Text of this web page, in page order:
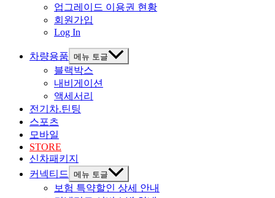
업그레이드 이용권 현황
회원가입
Log In
차량용품 메뉴 토글
블랙박스
내비게이션
액세서리
전기차.틴팅
스포츠
모바일
STORE
신차패키지
커넥티드
메뉴 토글
보험 특약할인 상세 안내